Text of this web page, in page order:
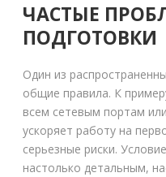
ЧАСТЫЕ
ПОДГОТОВКИ
Один из
общие правила. К
всем сетевым портам
ускоряет работу на
серьезные риски.
настолько детальным,